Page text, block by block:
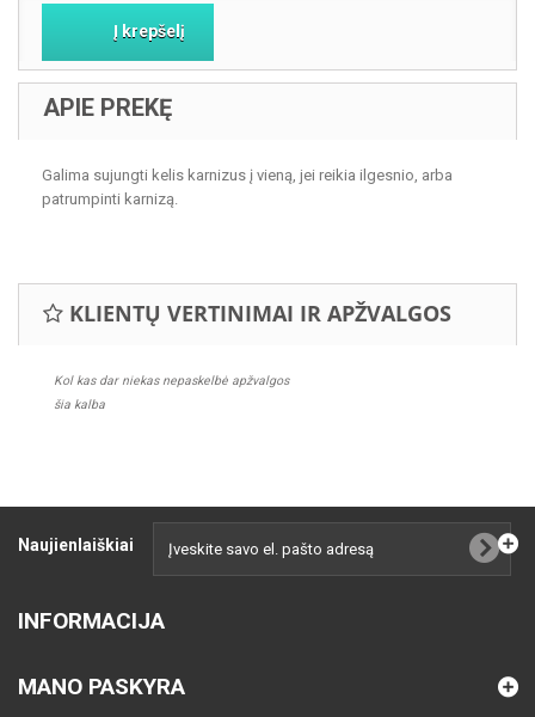
Į krepšelį
APIE PREKĘ
Galima sujungti kelis karnizus į vieną, jei reikia ilgesnio, arba
patrumpinti karnizą.
KLIENTŲ VERTINIMAI IR APŽVALGOS
Kol kas dar niekas nepaskelbė apžvalgos
šia kalba
Naujienlaiškiai
INFORMACIJA
MANO PASKYRA